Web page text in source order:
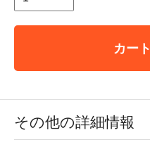
カー
その他の詳細情報